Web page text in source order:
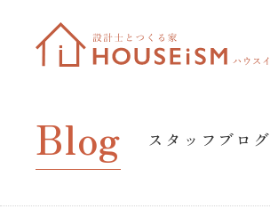
Blog スタッフブログ